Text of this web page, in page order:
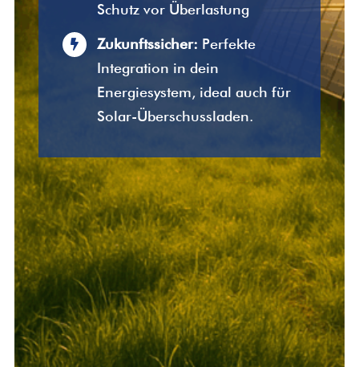
Schutz vor Überlastung
Zukunftssicher: Perfekte
Integration in dein
Energiesystem, ideal auch für
Solar-Überschussladen.